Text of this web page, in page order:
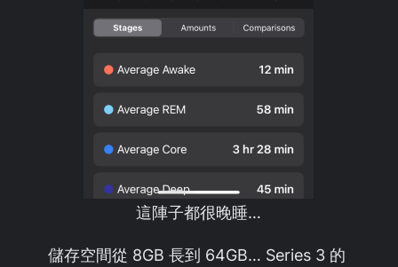
這陣子都很晚睡…
儲存空間從 8GB 長到 64GB… Series 3 的